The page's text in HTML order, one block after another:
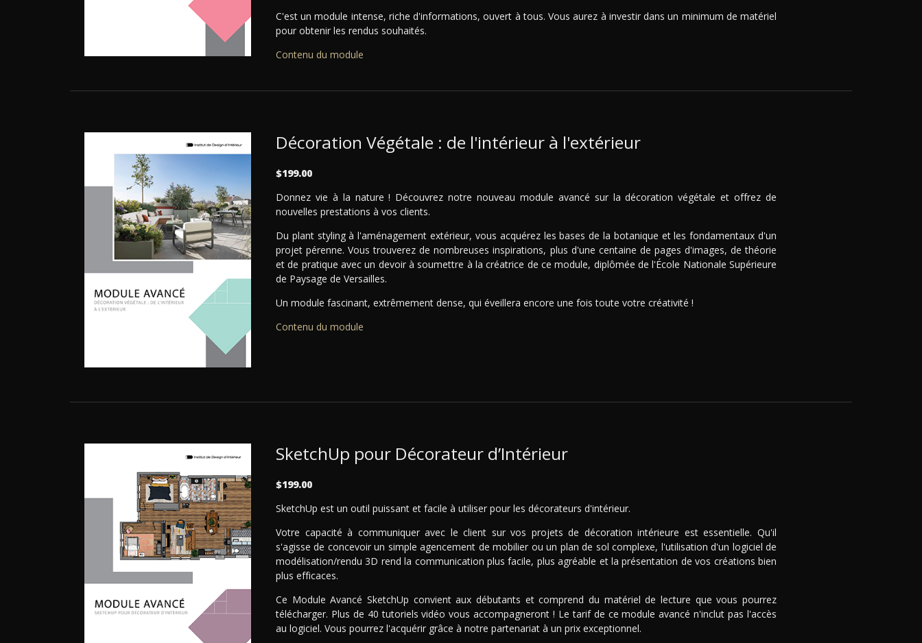
C'est un module intense, riche d'informations, ouvert à tous. Vous aurez à investir dans un minimum de matériel
pour obtenir les rendus souhaités.
Contenu du module
Décoration Végétale : de l'intérieur à l'extérieur
$199.00
Donnez vie à la nature ! Découvrez notre nouveau module avancé sur la décoration végétale et offrez de
nouvelles prestations à vos clients.
Du plant styling à l'aménagement extérieur, vous acquérez les bases de la botanique et les fondamentaux d'un
projet pérenne. Vous trouverez de nombreuses inspirations, plus d'une centaine de pages d'images, de théorie
et de pratique avec un devoir à soumettre à la créatrice de ce module, diplômée de l'École Nationale Supérieure
de Paysage de Versailles.
Un module fascinant, extrêmement dense, qui éveillera encore une fois toute votre créativité !
Contenu du module
SketchUp pour Décorateur d’Intérieur
$199.00
SketchUp est un outil puissant et facile à utiliser pour les décorateurs d'intérieur.
Votre capacité à communiquer avec le client sur vos projets de décoration intérieure est essentielle. Qu'il
s'agisse de concevoir un simple agencement de mobilier ou un plan de sol complexe, l'utilisation d'un logiciel de
modélisation/rendu 3D rend la communication plus facile, plus agréable et la présentation de vos créations bien
plus efficaces.
Ce Module Avancé SketchUp convient aux débutants et comprend du matériel de lecture que vous pourrez
télécharger. Plus de 40 tutoriels vidéo vous accompagneront ! Le tarif de ce module avancé n'inclut pas l'accès
au logiciel. Vous pourrez l'acquérir grâce à notre partenariat à un prix exceptionnel.